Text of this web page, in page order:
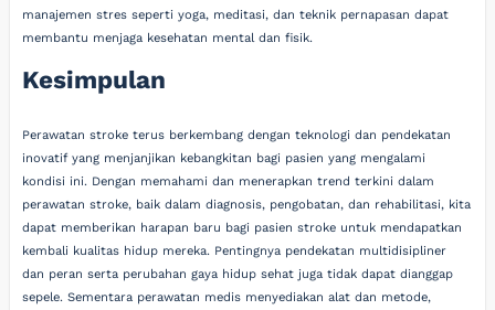
manajemen stres seperti yoga, meditasi, dan teknik pernapasan dapat
membantu menjaga kesehatan mental dan fisik.
Kesimpulan
Perawatan stroke terus berkembang dengan teknologi dan pendekatan
inovatif yang menjanjikan kebangkitan bagi pasien yang mengalami
kondisi ini. Dengan memahami dan menerapkan trend terkini dalam
perawatan stroke, baik dalam diagnosis, pengobatan, dan rehabilitasi, kita
dapat memberikan harapan baru bagi pasien stroke untuk mendapatkan
kembali kualitas hidup mereka. Pentingnya pendekatan multidisipliner
dan peran serta perubahan gaya hidup sehat juga tidak dapat dianggap
sepele. Sementara perawatan medis menyediakan alat dan metode,